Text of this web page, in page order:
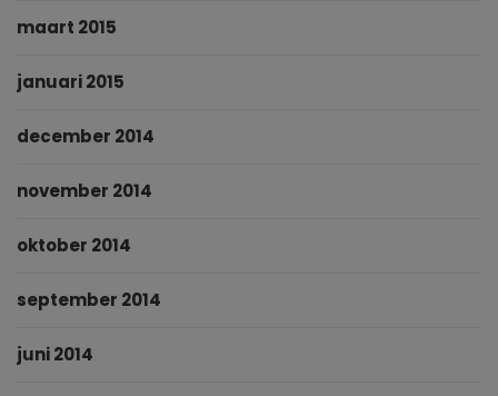
maart 2015
januari 2015
december 2014
november 2014
oktober 2014
september 2014
juni 2014